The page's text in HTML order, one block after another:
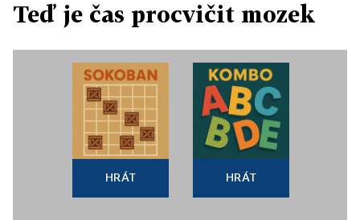
Teď je čas procvičit mozek
HRÁT HRÁT